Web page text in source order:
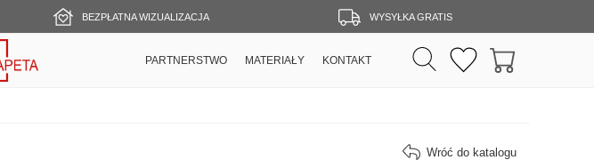
BEZPŁATNA WIZUALIZACJA WYSYŁKA GRATIS
PARTNERSTWO MATERIAŁY KONTAKT
Wróć do katalogu